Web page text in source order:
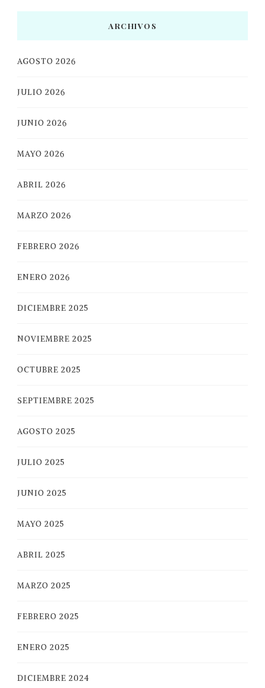
ARCHIVOS
AGOSTO 2026
JULIO 2026
JUNIO 2026
MAYO 2026
ABRIL 2026
MARZO 2026
FEBRERO 2026
ENERO 2026
DICIEMBRE 2025
NOVIEMBRE 2025
OCTUBRE 2025
SEPTIEMBRE 2025
AGOSTO 2025
JULIO 2025
JUNIO 2025
MAYO 2025
ABRIL 2025
MARZO 2025
FEBRERO 2025
ENERO 2025
DICIEMBRE 2024